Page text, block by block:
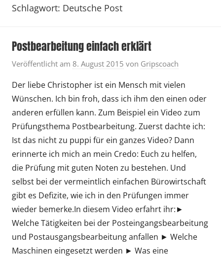
Schlagwort: Deutsche Post
Postbearbeitung einfach erklärt
Veröffentlicht am 8. August 2015 von Gripscoach
Der liebe Christopher ist ein Mensch mit vielen
Wünschen. Ich bin froh, dass ich ihm den einen oder
anderen erfüllen kann. Zum Beispiel ein Video zum
Prüfungsthema Postbearbeitung. Zuerst dachte ich:
Ist das nicht zu puppi für ein ganzes Video? Dann
erinnerte ich mich an mein Credo: Euch zu helfen,
die Prüfung mit guten Noten zu bestehen. Und
selbst bei der vermeintlich einfachen Bürowirtschaft
gibt es Defizite, wie ich in den Prüfungen immer
wieder bemerke.In diesem Video erfahrt ihr:►
Welche Tätigkeiten bei der Posteingangsbearbeitung
und Postausgangsbearbeitung anfallen ► Welche
Maschinen eingesetzt werden ► Was eine